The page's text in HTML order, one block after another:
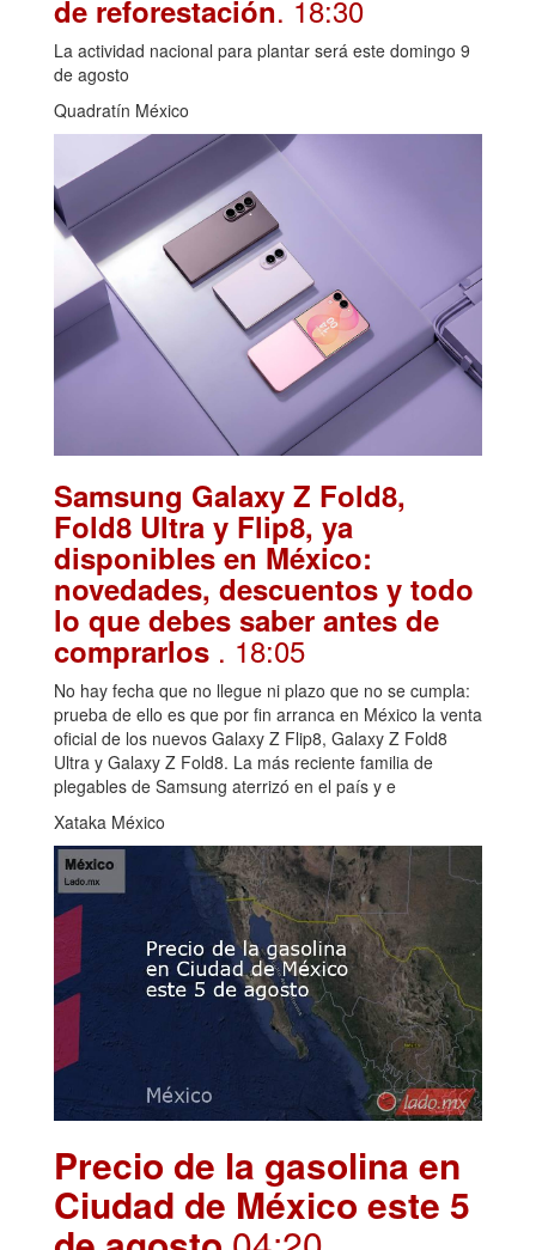
de reforestación. 18:30
La actividad nacional para plantar será este domingo 9
de agosto
Quadratín México
Samsung Galaxy Z Fold8,
Fold8 Ultra y Flip8, ya
disponibles en México:
novedades, descuentos y todo
lo que debes saber antes de
comprarlos . 18:05
No hay fecha que no llegue ni plazo que no se cumpla:
prueba de ello es que por fin arranca en México la venta
oficial de los nuevos Galaxy Z Flip8, Galaxy Z Fold8
Ultra y Galaxy Z Fold8. La más reciente familia de
plegables de Samsung aterrizó en el país y e
Xataka México
Precio de la gasolina en
Ciudad de México este 5